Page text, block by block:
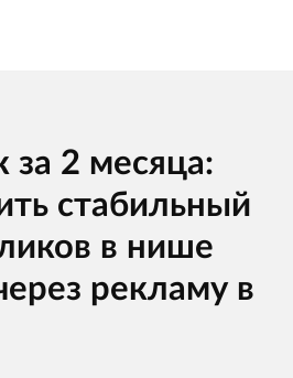
за 2 месяца:
стабильный
в нише
рекламу в